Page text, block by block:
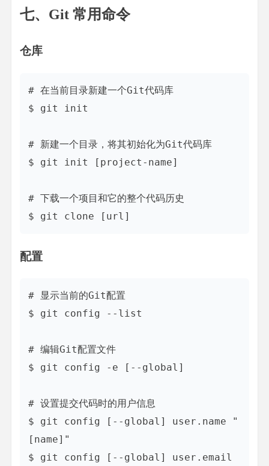
七、Git 常用命令
仓库
# 在当前目录新建一个Git代码库
$ git init
# 新建一个目录，将其初始化为Git代码库
$ git init [project-name]
# 下载一个项目和它的整个代码历史
配置
# 显示当前的Git配置
$ git config --list
# 编辑Git配置文件
$ git config -e [--global]
# 设置提交代码时的用户信息
$ git config [--global] user.name "
[name]"
$ git config [--global] user.email